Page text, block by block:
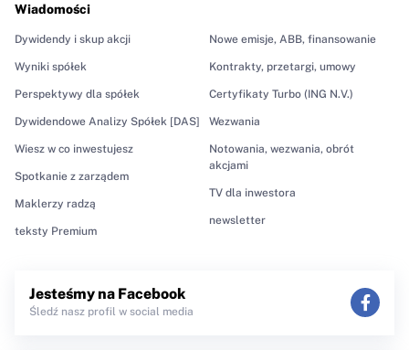
Wiadomości
Dywidendy i skup akcji
Wyniki spółek
Perspektywy dla spółek
Dywidendowe Analizy Spółek [DAS]
Wiesz w co inwestujesz
Spotkanie z zarządem
Maklerzy radzą
teksty Premium
Nowe emisje, ABB, finansowanie
Kontrakty, przetargi, umowy
Certyfikaty Turbo (ING N.V.)
Wezwania
Notowania, wezwania, obrót
akcjami
TV dla inwestora
newsletter
Jesteśmy na Facebook
Śledź nasz profil w social media